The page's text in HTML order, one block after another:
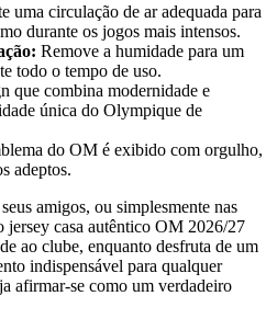
uma circulação de ar adequada para
durante os jogos mais intensos.
Remove a humidade para um
todo o tempo de uso.
que combina modernidade e
única do Olympique de
do OM é exibido com orgulho,
adeptos.
amigos, ou simplesmente nas
jersey casa autêntico OM 2026/27
ao clube, enquanto desfruta de um
indispensável para qualquer
afirmar-se como um verdadeiro